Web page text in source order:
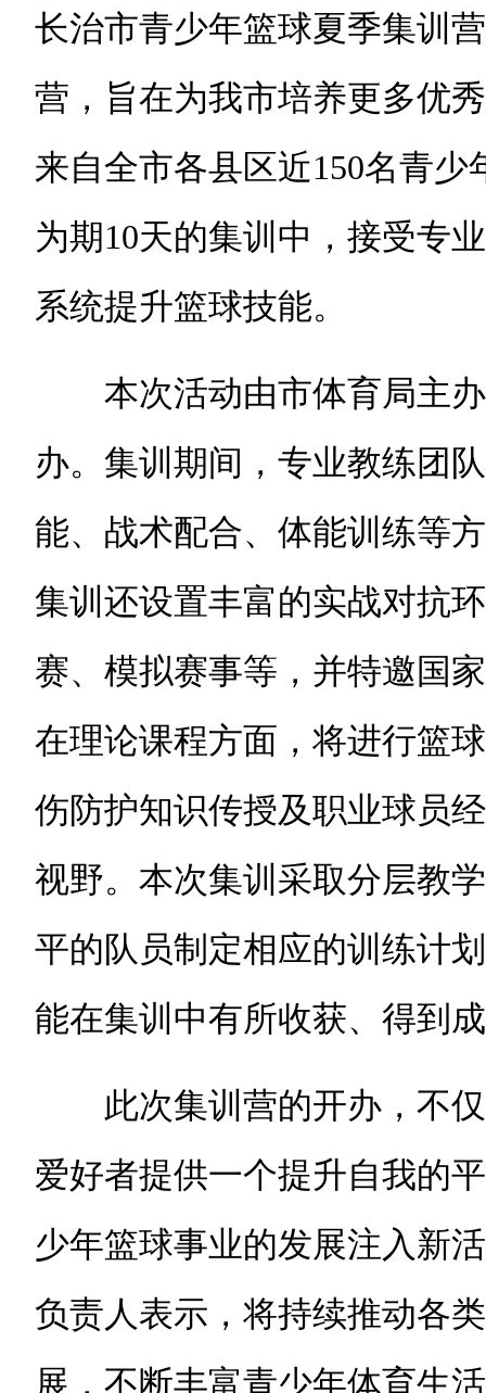
长治市青少年篮球夏季集训
营，旨在为我市培养更多优
来自全市各县区近150名青少
为期10天的集训中，接受专
系统提升篮球技能。
本次活动由市体育局主办
办。集训期间，专业教练团
能、战术配合、体能训练等
集训还设置丰富的实战对抗
赛、模拟赛事等，并特邀国
在理论课程方面，将进行篮
伤防护知识传授及职业球员
视野。本次集训采取分层教
平的队员制定相应的训练计
能在集训中有所收获、得到
此次集训营的开办，不仅
爱好者提供一个提升自我的
少年篮球事业的发展注入新
负责人表示，将持续推动各
展，不断丰富青少年体育生